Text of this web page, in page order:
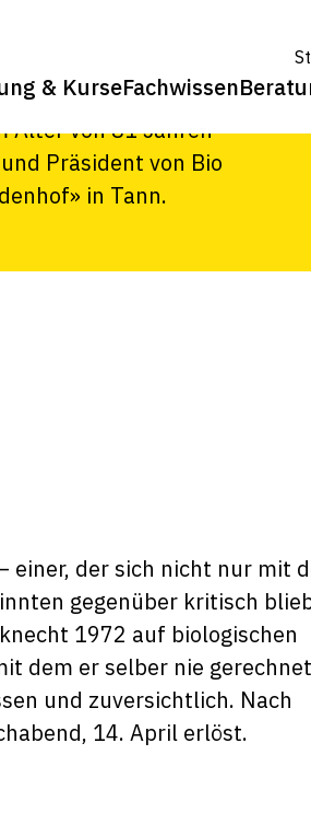
& KurseFachwissen
(ZH) ist am 14. April
Alter von 81 Jahren
Präsident von Bio
in Tann.
einer, der sich nicht nur mit
gegenüber kritisch
1972 auf biologischen
dem er selber nie gerechnet
und zuversichtlich. Nach
14. April erlöst.